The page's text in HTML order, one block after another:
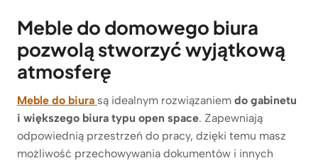
Meble do domowego biura
pozwolą stworzyć wyjątkową
atmosferę
Meble do biura są idealnym rozwiązaniem do gabinetu
i większego biura typu open space. Zapewniają
odpowiednią przestrzeń do pracy, dzięki temu masz
możliwość przechowywania dokumentów i innych